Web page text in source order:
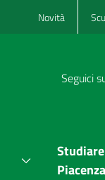
Novità
Seguici
Piacenza